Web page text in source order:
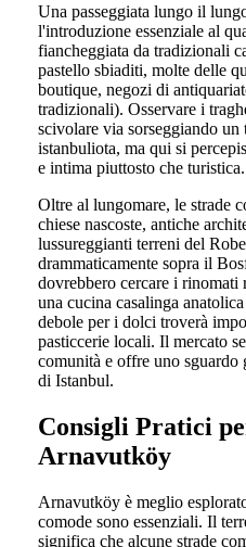
Una passeggiata lungo il
l'introduzione essenziale al
fiancheggiata da tradizionali
pastello sbiaditi, molte delle
boutique, negozi di
tradizionali). Osservare i
scivolare via sorseggiando un
istanbuliota, ma qui si
e intima piuttosto che turistica.
Oltre al lungomare, le strade
chiese nascoste, antiche
lussureggianti terreni del
drammaticamente sopra il
dovrebbero cercare i rinomati
una cucina casalinga
debole per i dolci troverà
pasticcerie locali. Il mercato
comunità e offre uno
di Istanbul.
Consigli Pratici
Arnavutköy
Arnavutköy è meglio
comode sono essenziali. Il
significa che alcune strade